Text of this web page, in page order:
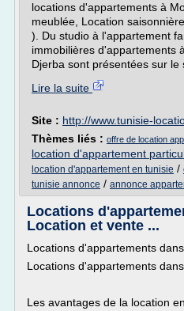
locations d'appartements à
meublée, Location
). Du studio à l'appartement
immobilières d'appartements
Djerba sont présentées sur le
Lire la suite
Site : http://www.tunisie-
Thèmes liés : offre de location
location d'appartement
location d'appartement en tunisie /
tunisie annonce / annonce
Locations
Location et vente ...
Locations d'appartements
Locations d'appartements
Les avantages de la location